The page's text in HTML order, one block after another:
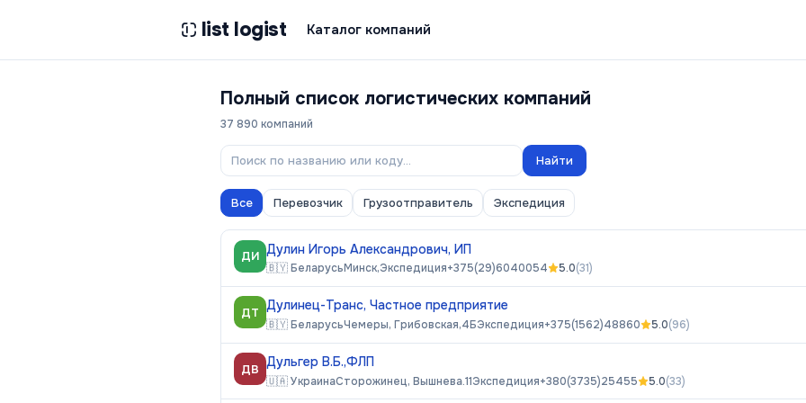
list logist Каталог компаний
Полный список логистических компаний
37 890 компаний
Найти
Все Перевозчик Грузоотправитель Экспедиция
ДИ Дулин Игорь Александрович, ИП
🇧🇾БеларусьМинск,Экспедиция+375(29)6040054 5.0(31)
ДТ Дулинец-Транс, Частное предприятие
🇧🇾БеларусьЧемеры, Грибовская,4БЭкспедиция+375(1562)48860 5.0(96)
ДВ Дульгер В.Б.,ФЛП
🇺🇦УкраинаСторожинец, Вышнева.11Экспедиция+380(3735)25455 5.0(33)